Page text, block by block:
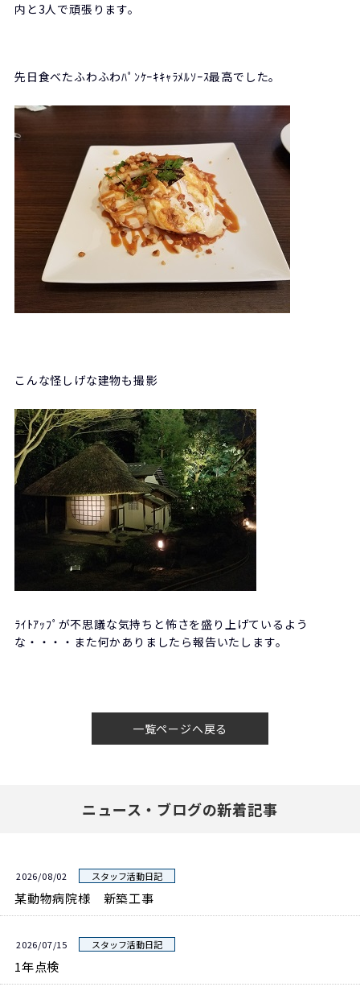
内と3人で頑張ります。
先日食べたふわふわﾊﾟﾝｹｰｷｷｬﾗﾒﾙｿｰｽ最高でした。
こんな怪しげな建物も撮影
ﾗｲﾄｱｯﾌﾟが不思議な気持ちと怖さを盛り上げているよう
な・・・・また何かありましたら報告いたします。
一覧ページへ戻る
ニュース・ブログの新着記事
2026/08/02 スタッフ活動日記
某動物病院様 新築工事
2026/07/15 スタッフ活動日記
1年点検